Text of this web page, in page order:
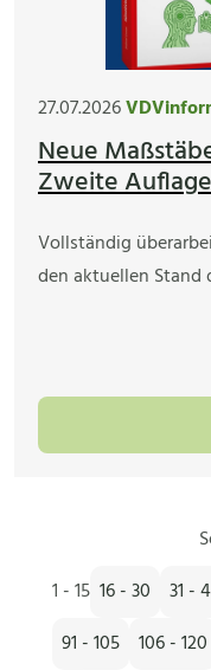
27.07.2026
Neue
Zweite
Vollständig
den aktuellen
1 - 15 16 - 30 31 -
91 - 105
106 - 120